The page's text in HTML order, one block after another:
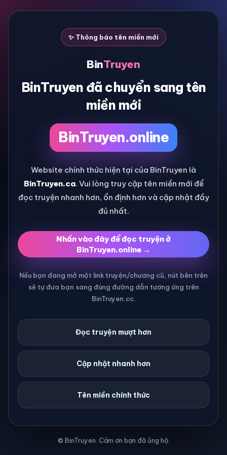
✨ Thông báo tên miền mới
BinTruyen
BinTruyen đã chuyển sang tên
miền mới
BinTruyen.online
Website chính thức hiện tại của BinTruyen là
BinTruyen.ca. Vui lòng truy cập tên miền mới để
đọc truyện nhanh hơn, ổn định hơn và cập nhật đầy
đủ nhất.
Nhấn vào đây để đọc truyện ở
BinTruyen.online →
Nếu bạn đang mở một link truyện/chương cũ, nút bên trên
sẽ tự đưa bạn sang đúng đường dẫn tương ứng trên
BinTruyen.cc.
Đọc truyện mượt hơn
Cập nhật nhanh hơn
Tên miền chính thức
© BinTruyen. Cảm ơn bạn đã ủng hộ.